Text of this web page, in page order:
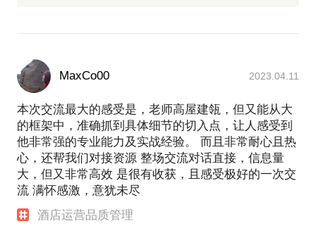
MaxCo00 2023.04.11
本次交流最大的感受是，老师高屋建瓴，但又能从大
的框架中，准确抓到具体细节的切入点，让人感受到
他非常强的专业能力及实战经验。 而且非常耐心且热
心，还帮我们对接资源 整场交流对话直接，信息量
大，但又非常高效 是很有收获，且感受极好的一次交
流 满怀感激，意犹未尽
酒店运营品质管理